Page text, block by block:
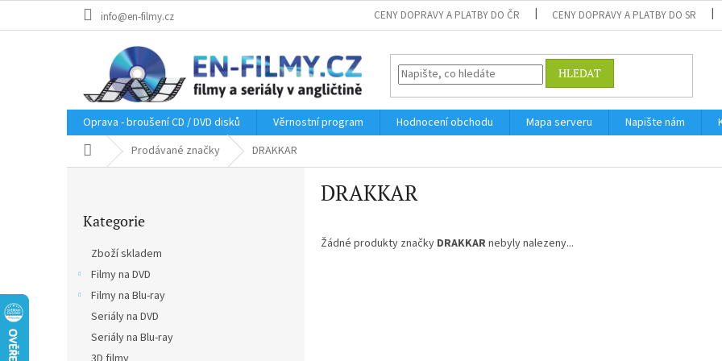
info@en-filmy.cz CENY DOPRAVY A PLATBY DO ČR CENY DOPRAVY A PLATBY DO SR
HLEDAT
Oprava - broušení CD / DVD disků Věrnostní program Hodnocení obchodu Mapa serveru Napište nám
Domů Prodávané značky DRAKKAR
kategorie
Kategorie
Zboží skladem
Filmy na DVD
Filmy na Blu-ray
Seriály na DVD
Seriály na Blu-ray
DRAKKAR
Žádné produkty značky DRAKKARnebyly nalezeny...